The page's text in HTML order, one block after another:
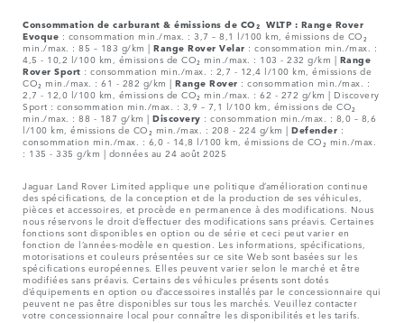
Consommation de carburant & émissions de CO₂ WLTP : Range Rover
Evoque : consommation min./max. : 3,7 – 8,1 l/100 km, émissions de CO₂
min./max. : 85 – 183 g/km | Range Rover Velar : consommation min./max. :
4,5 - 10,2 l/100 km, émissions de CO₂ min./max. : 103 - 232 g/km | Range
Rover Sport : consommation min./max. : 2,7 - 12,4 l/100 km, émissions de
CO₂ min./max. : 61 - 282 g/km | Range Rover : consommation min./max. :
2,7 - 12,0 l/100 km, émissions de CO₂ min./max. : 62 - 272 g/km | Discovery
Sport : consommation min./max. : 3,9 – 7,1 l/100 km, émissions de CO₂
min./max. : 88 - 187 g/km | Discovery : consommation min./max. : 8,0 – 8,6
l/100 km, émissions de CO₂ min./max. : 208 - 224 g/km | Defender :
consommation min./max. : 6,0 - 14,8 l/100 km, émissions de CO₂ min./max.
: 135 - 335 g/km | données au 24 août 2025
Jaguar Land Rover Limited applique une politique d’amélioration continue
des spécifications, de la conception et de la production de ses véhicules,
pièces et accessoires, et procède en permanence à des modifications. Nous
nous réservons le droit d’effectuer des modifications sans préavis. Certaines
fonctions sont disponibles en option ou de série et ceci peut varier en
fonction de l’années-modèle en question. Les informations, spécifications,
motorisations et couleurs présentées sur ce site Web sont basées sur les
spécifications européennes. Elles peuvent varier selon le marché et être
modifiées sans préavis. Certains des véhicules présents sont dotés
d’équipements en option ou d’accessoires installés par le concessionnaire qui
peuvent ne pas être disponibles sur tous les marchés. Veuillez contacter
votre concessionnaire local pour connaître les disponibilités et les tarifs.